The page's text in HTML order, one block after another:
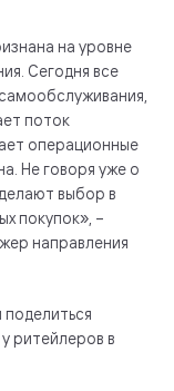
на уровне
Сегодня все
поток
операционные
Не говоря уже о
выбор в
покупок», –
направления
ритейлеров в